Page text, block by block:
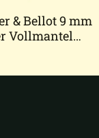
& Bellot 9 mm
Vollmantel